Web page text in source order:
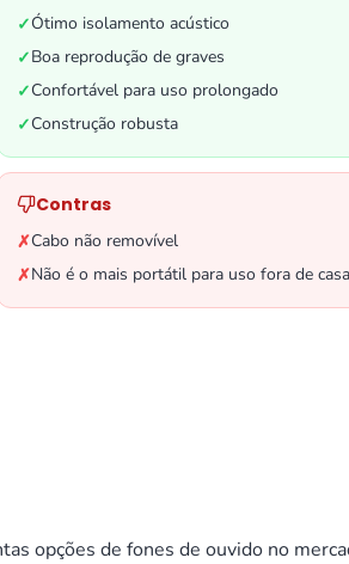
✓Ótimo isolamento acústico
✓Boa reprodução de graves
✓Confortável para uso prolongado
✓Construção robusta
Contras
✗Cabo não removível
✗Não é o mais portátil para uso fora de casa
opções de fones de ouvido no